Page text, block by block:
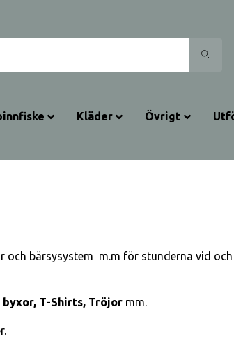
Kläder Övrigt
och bärsysystem m.m för stunderna vid
byxor, T-Shirts, Tröjor mm.